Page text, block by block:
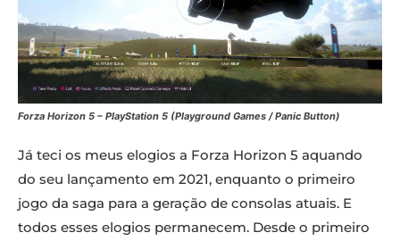
Forza Horizon 5 – PlayStation 5 (Playground Games / Panic Button)
Já teci os meus elogios a Forza Horizon 5 aquando
do seu lançamento em 2021, enquanto o primeiro
jogo da saga para a geração de consolas atuais. E
todos esses elogios permanecem. Desde o primeiro